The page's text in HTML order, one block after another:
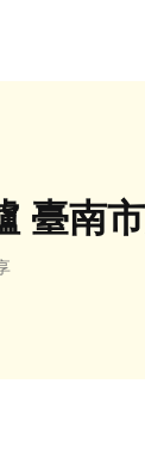
臺南